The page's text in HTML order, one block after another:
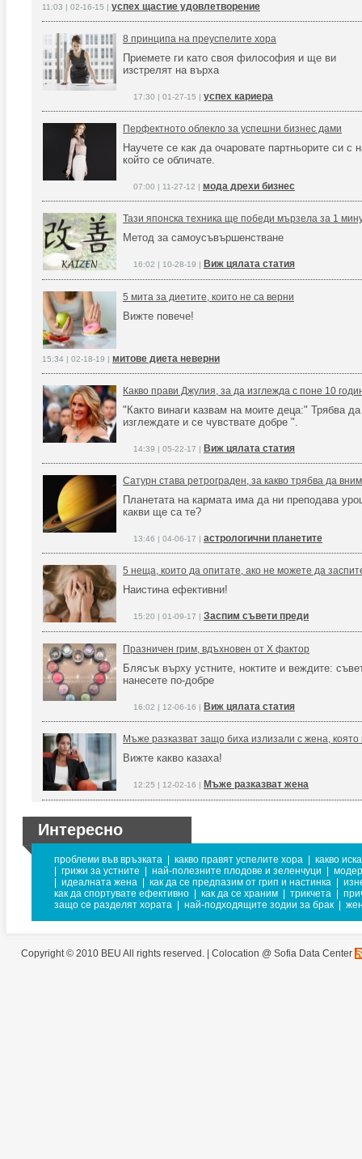
11:03 | 02-16-15 | успех щастие удовлетворение
8 принципа на преуспелите хора
Приемете ги като своя философия и ще ви
изстрелят на върха
17:30 | 01-27-15 | успех кариера
Перфектното облекло за успешни бизнес дами
Научете се как да очаровате партньорите си с
който се обличате.
07:00 | 11-27-12 | мода дрехи бизнес
Тази японска техника ще победи мързела за 1
Метод за самоусъвършенстване
16:02 | 10-28-19 | Виж цялата статия
5 мита за диетите, които не са верни
Вижте повече!
15:34 | 02-18-19 | митове диета неверни
Какво прави Джулия, за да изглежда с поне 10
"Както винаги казвам на моите деца:" Трябва
изглеждате и се чувствате добре ".
14:39 | 05-22-17 | Виж цялата статия
Сатурн става ретрограден, за какво трябва да
Планетата на кармата има да ни преподава
какви ще са те?
13:46 | 04-06-17 | астрологични планетите
5 неща, които да опитате, ако не можете да
Наистина ефективни!
15:20 | 01-09-17 | Заспим съвети преди
Празничен грим, вдъхновен от Х фактор
Блясък върху устните, ноктите и веждите:
нанесете по-добре
16:02 | 12-06-16 | Виж цялата статия
Мъже разказват защо биха излизали с жена, която
Вижте какво казаха!
12:25 | 12-02-16 | Мъже разказват жена
Интересно
проблеми във връзката какво правят успелите хора
какво
грижи за устните най-полезните плодове и зеленчуци
идеалната жена как да се предпазим от грип и настинка
как да спортувате ефективно
как да се храним трикчета
защо се разделят хората
най-подходящите зодии за брак
Copyright © 2010 BEU All rights reserved. | Colocation @ Sofia Data Center